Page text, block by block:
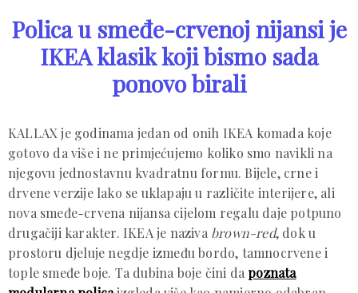
Polica u smeđe-crvenoj nijansi je
IKEA klasik koji bismo sada
ponovo birali
KALLAX je godinama jedan od onih IKEA komada koje
gotovo da više i ne primjećujemo koliko smo navikli na
njegovu jednostavnu kvadratnu formu. Bijele, crne i
drvene verzije lako se uklapaju u različite interijere, ali
nova smeđe-crvena nijansa cijelom regalu daje potpuno
drugačiji karakter. IKEA je naziva brown-red, dok u
prostoru djeluje negdje između bordo, tamnocrvene i
tople smeđe boje. Ta dubina boje čini dapoznata